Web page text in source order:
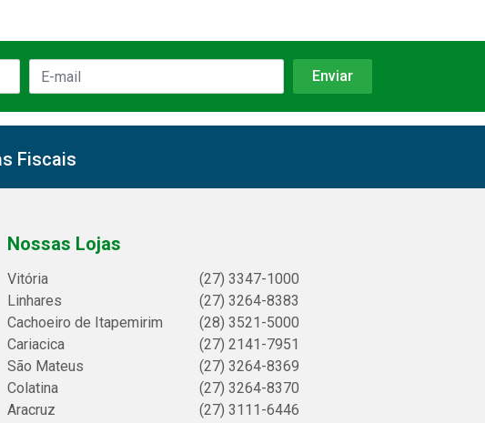
Fiscais
Nossas Lojas
Vitória
(27) 3347-1000
Linhares
(27) 3264-8383
Cachoeiro de Itapemirim
(28) 3521-5000
Cariacica
(27) 2141-7951
São Mateus
(27) 3264-8369
Colatina
(27) 3264-8370
Aracruz
(27) 3111-6446